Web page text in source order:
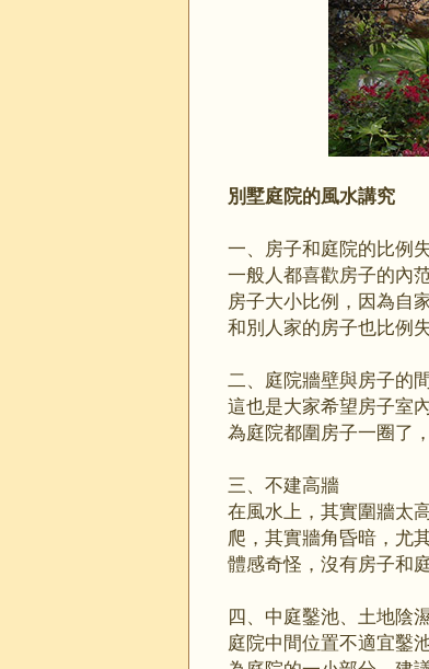
別墅庭院的風水講究
一、房子和庭院的比例
一般人都喜歡房子的內
房子大小比例，因為自
和別人家的房子也比例失
二、庭院牆壁與房子的
這也是大家希望房子室
為庭院都圍房子一圈了
三、不建高牆
在風水上，其實圍牆太
爬，其實牆角昏暗，尤
體感奇怪，沒有房子和
四、中庭鑿池、土地陰
庭院中間位置不適宜鑿